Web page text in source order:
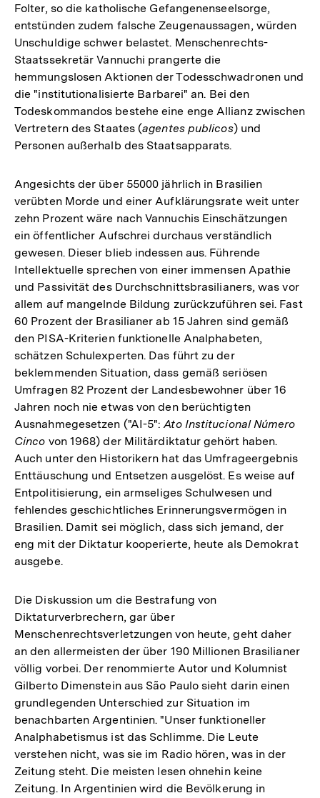
Folter, so die katholische Gefangenenseelsorge,
entstünden zudem falsche Zeugenaussagen, würden
Unschuldige schwer belastet. Menschenrechts-
Staatssekretär Vannuchi prangerte die
hemmungslosen Aktionen der Todesschwadronen und
die "institutionalisierte Barbarei" an. Bei den
Todeskommandos bestehe eine enge Allianz zwischen
Vertretern des Staates (agentes publicos) und
Personen außerhalb des Staatsapparats.
Angesichts der über 55000 jährlich in Brasilien
verübten Morde und einer Aufklärungsrate weit unter
zehn Prozent wäre nach Vannuchis Einschätzungen
ein öffentlicher Aufschrei durchaus verständlich
gewesen. Dieser blieb indessen aus. Führende
Intellektuelle sprechen von einer immensen Apathie
und Passivität des Durchschnittsbrasilianers, was vor
allem auf mangelnde Bildung zurückzuführen sei. Fast
60 Prozent der Brasilianer ab 15 Jahren sind gemäß
den PISA-Kriterien funktionelle Analphabeten,
schätzen Schulexperten. Das führt zu der
beklemmenden Situation, dass gemäß seriösen
Umfragen 82 Prozent der Landesbewohner über 16
Jahren noch nie etwas von den berüchtigten
Ausnahmegesetzen ("AI-5":Ato Institucional Número
Cinco von 1968) der Militärdiktatur gehört haben.
Auch unter den Historikern hat das Umfrageergebnis
Enttäuschung und Entsetzen ausgelöst. Es weise auf
Entpolitisierung, ein armseliges Schulwesen und
fehlendes geschichtliches Erinnerungsvermögen in
Brasilien. Damit sei möglich, dass sich jemand, der
eng mit der Diktatur kooperierte, heute als Demokrat
ausgebe.
Die Diskussion um die Bestrafung von
Diktaturverbrechern, gar über
Menschenrechtsverletzungen von heute, geht daher
an den allermeisten der über 190 Millionen Brasilianer
völlig vorbei. Der renommierte Autor und Kolumnist
Gilberto Dimenstein aus São Paulo sieht darin einen
grundlegenden Unterschied zur Situation im
benachbarten Argentinien. "Unser funktioneller
Analphabetismus ist das Schlimme. Die Leute
verstehen nicht, was sie im Radio hören, was in der
Zeitung steht. Die meisten lesen ohnehin keine
Zeitung. In Argentinien wird die Bevölkerung in